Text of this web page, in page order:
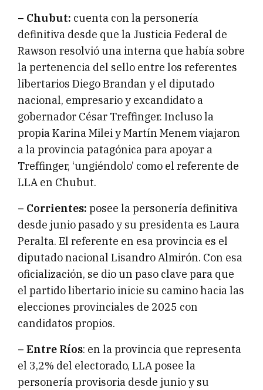
– Chubut: cuenta con la personería
definitiva desde que la Justicia Federal de
Rawson resolvió una interna que había sobre
la pertenencia del sello entre los referentes
libertarios Diego Brandan y el diputado
nacional, empresario y excandidato a
gobernador César Treffinger. Incluso la
propia Karina Milei y Martín Menem viajaron
a la provincia patagónica para apoyar a
Treffinger, ‘ungiéndolo’ como el referente de
LLA en Chubut.
– Corrientes: posee la personería definitiva
desde junio pasado y su presidenta es Laura
Peralta. El referente en esa provincia es el
diputado nacional Lisandro Almirón. Con esa
oficialización, se dio un paso clave para que
el partido libertario inicie su camino hacia las
elecciones provinciales de 2025 con
candidatos propios.
– Entre Ríos: en la provincia que representa
el 3,2% del electorado, LLA posee la
personería provisoria desde junio y su